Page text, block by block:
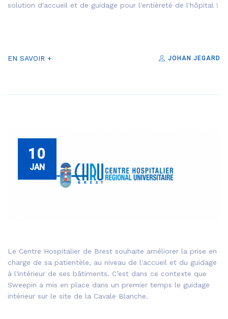
solution d'accueil et de guidage pour l'entièreté de l'hôpital !
EN SAVOIR + JOHAN JEGARD
10
JAN
Le Centre Hospitalier de Brest souhaite améliorer la prise en
charge de sa patientèle, au niveau de l'accueil et du guidage
à l'intérieur de ses bâtiments. C’est dans ce contexte que
Sweepin a mis en place dans un premier temps le guidage
intérieur sur le site de la Cavale Blanche.